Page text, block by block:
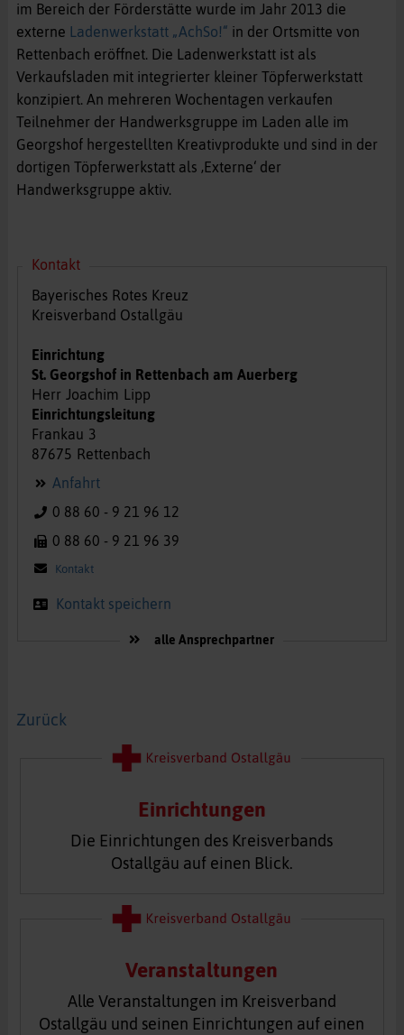
im Bereich der Förderstätte wurde im Jahr 2013 die
externe Ladenwerkstatt „AchSo!“ in der Ortsmitte von
Rettenbach eröffnet. Die Ladenwerkstatt ist als
Verkaufsladen mit integrierter kleiner Töpferwerkstatt
konzipiert. An mehreren Wochentagen verkaufen
Teilnehmer der Handwerksgruppe im Laden alle im
Georgshof hergestellten Kreativprodukte und sind in der
dortigen Töpferwerkstatt als ‚Externe‘ der
Handwerksgruppe aktiv.
Kontakt
Bayerisches Rotes Kreuz
Kreisverband Ostallgäu
Einrichtung
St. Georgshof in Rettenbach am Auerberg
Herr Joachim Lipp
Einrichtungsleitung
Frankau 3
87675 Rettenbach
Anfahrt
0 88 60 - 9 21 96 12
0 88 60 - 9 21 96 39
Kontakt
Kontakt speichern
alle Ansprechpartner
Zurück
Einrichtungen
Die Einrichtungen des Kreisverbands
Ostallgäu auf einen Blick.
Veranstaltungen
Alle Veranstaltungen im Kreisverband
Ostallgäu und seinen Einrichtungen auf einen